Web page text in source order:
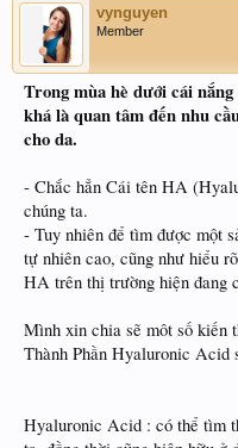
vynguyen
Member
Trong mùa hè dưới cái
khá là quan tâm đến nhu
cho da.
- Chắc hẳn Cái tên HA
chúng ta.
- Tuy nhiên để tìm được một
tự nhiên cao, cũng như hiểu
HA trên thị trường hiện đang
Mình xin chia sẽ môt số kiến
Thành Phần Hyaluronic Acid
Hyaluronic Acid : có thể tìm